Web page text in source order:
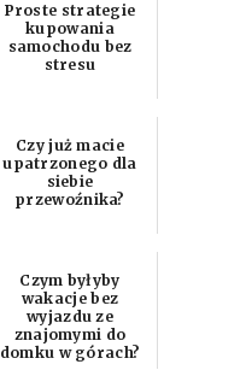
Proste strategie
kupowania
samochodu bez
stresu
Czy już macie
upatrzonego dla
siebie
przewoźnika?
Czym byłyby
wakacje bez
wyjazdu ze
znajomymi do
domku w górach?